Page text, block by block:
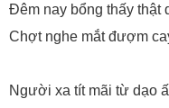
Đêm nay bổng thấy thật
Chợt nghe mắt đượm
Người xa tít mãi từ dạo